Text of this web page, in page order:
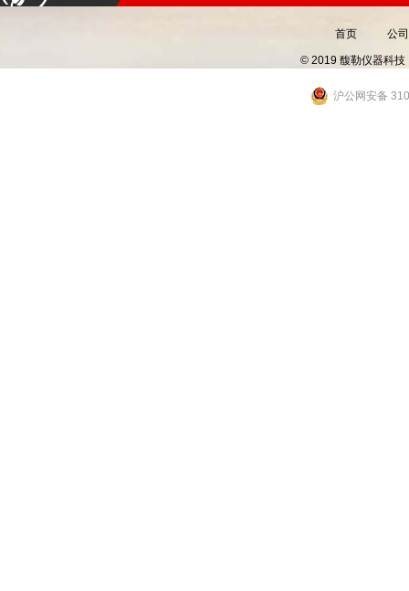
首页 公
© 2019 馥勒仪器科技
沪公网安备